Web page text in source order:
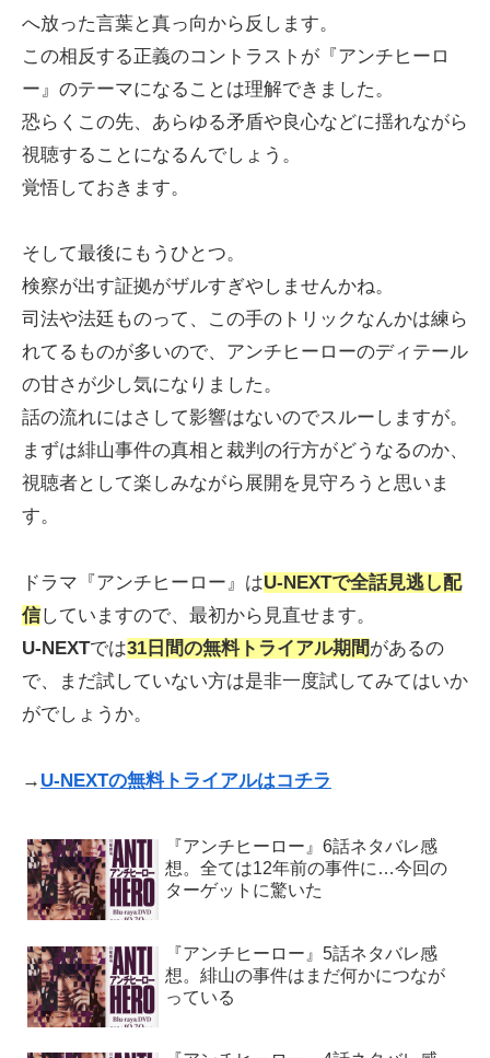
へ放った言葉と真っ向から反します。
この相反する正義のコントラストが『アンチヒーロ
ー』のテーマになることは理解できました。
恐らくこの先、あらゆる矛盾や良心などに揺れながら
視聴することになるんでしょう。
覚悟しておきます。
そして最後にもうひとつ。
検察が出す証拠がザルすぎやしませんかね。
司法や法廷ものって、この手のトリックなんかは練ら
れてるものが多いので、アンチヒーローのディテール
の甘さが少し気になりました。
話の流れにはさして影響はないのでスルーしますが。
まずは緋山事件の真相と裁判の行方がどうなるのか、
視聴者として楽しみながら展開を見守ろうと思いま
す。
ドラマ『アンチヒーロー』はU-NEXTで全話見逃し配
信していますので、最初から見直せます。
U-NEXTでは31日間の無料トライアル期間があるの
で、まだ試していない方は是非一度試してみてはいか
がでしょうか。
→ U-NEXTの無料トライアルはコチラ
『アンチヒーロー』6話ネタバレ感
想。全ては12年前の事件に…今回の
ターゲットに驚いた
『アンチヒーロー』5話ネタバレ感
想。緋山の事件はまだ何かにつなが
っている